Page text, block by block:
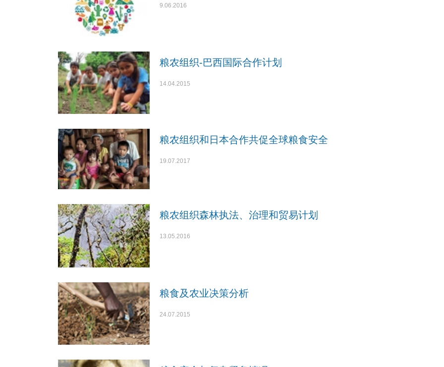
9.06.2016
粮农组织-巴西国际合作计划
14.04.2015
粮农组织和日本合作共促全球粮食安全
19.07.2017
粮农组织森林执法、治理和贸易计划
13.05.2016
粮食及农业决策分析
24.07.2015